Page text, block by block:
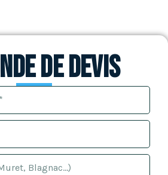
de devis